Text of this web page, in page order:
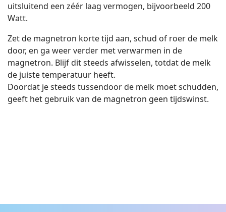
uitsluitend een zéér laag vermogen, bijvoorbeeld 200
Watt.
Zet de magnetron korte tijd aan, schud of roer de melk
door, en ga weer verder met verwarmen in de
magnetron. Blijf dit steeds afwisselen, totdat de melk
de juiste temperatuur heeft.
Doordat je steeds tussendoor de melk moet schudden,
geeft het gebruik van de magnetron geen tijdswinst.